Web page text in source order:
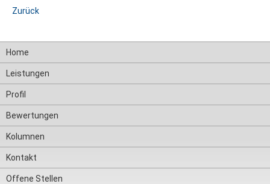
Zurück
Navigation
überspringen
Home
Leistungen
Profil
Bewertungen
Kolumnen
Kontakt
Offene Stellen